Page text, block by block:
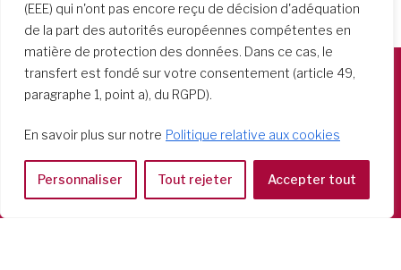
(EEE) qui n'ont pas encore reçu de décision d'adéquation
de la part des autorités européennes compétentes en
matière de protection des données. Dans ce cas, le
transfert est fondé sur votre consentement (article 49,
paragraphe 1, point a), du RGPD).
En savoir plus sur notre Politique relative aux cookies
Personnaliser Tout rejeter Accepter tout
Società del Sacro Cuore
Tel: 06 58 23 03 32 or 06 58 20 31 17